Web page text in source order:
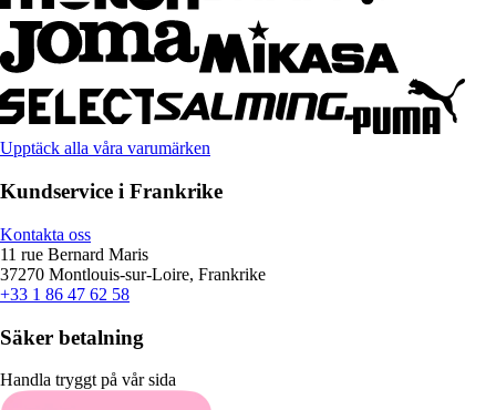
Upptäck alla våra varumärken
Kundservice i Frankrike
Kontakta oss
11 rue Bernard Maris
37270 Montlouis-sur-Loire, Frankrike
+33 1 86 47 62 58
Säker betalning
Handla tryggt på vår sida